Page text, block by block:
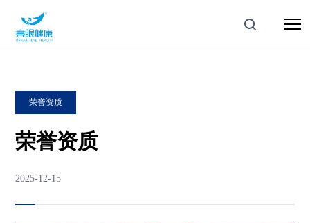
荣誉资质
荣誉资质
2025-12-15